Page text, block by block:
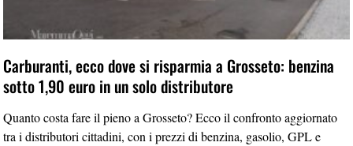
Carburanti, ecco dove si risparmia a Grosseto: benzina
sotto 1,90 euro in un solo distributore
Quanto costa fare il pieno a Grosseto? Ecco il confronto aggiornato
tra i distributori cittadini, con i prezzi di benzina, gasolio, GPL e